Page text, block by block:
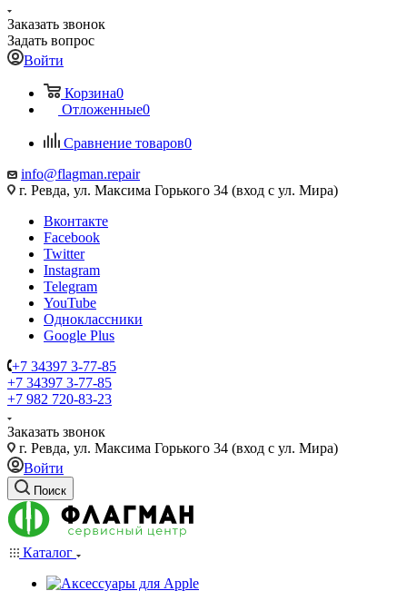
Заказать звонок
Задать вопрос
Войти
Корзина0
Отложенные0
Сравнение товаров0
info@flagman.repair
г. Ревда, ул. Максима Горького 34 (вход с ул. Мира)
Вконтакте
Facebook
Twitter
Instagram
Telegram
YouTube
Одноклассники
Google Plus
+7 34397 3-77-85
+7 34397 3-77-85
+7 982 720-83-23
Заказать звонок
г. Ревда, ул. Максима Горького 34 (вход с ул. Мира)
Войти
Поиск
Каталог